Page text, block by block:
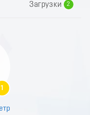
Загрузки
2
1